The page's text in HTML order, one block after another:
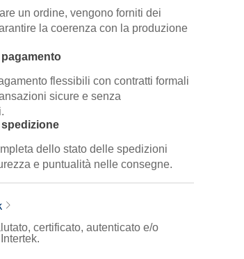
un ordine, vengono forniti dei
la coerenza con la produzione
flessibili con contratti formali
sicure e senza
dello stato delle spedizioni
e puntualità nelle consegne.
certificato, autenticato e/o